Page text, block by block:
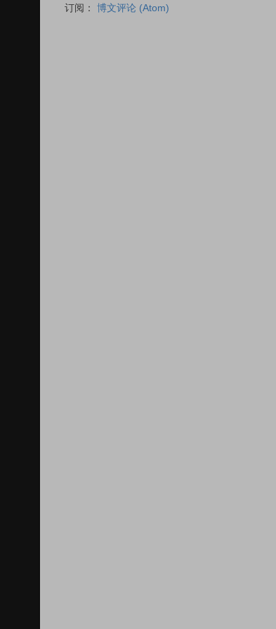
订阅： 博文评论 (Atom)